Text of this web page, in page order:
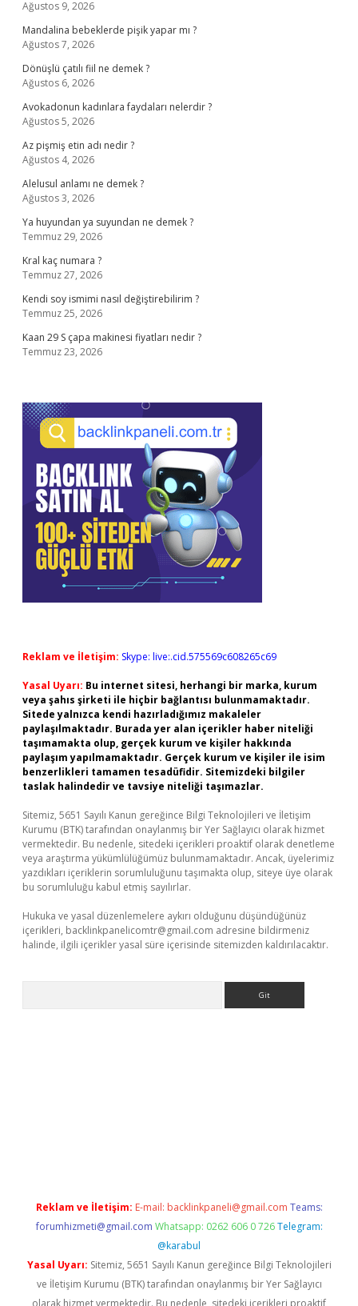
Ağustos 9, 2026
Mandalina bebeklerde pişik yapar mı ?
Ağustos 7, 2026
Dönüşlü çatılı fiil ne demek ?
Ağustos 6, 2026
Avokadonun kadınlara faydaları nelerdir ?
Ağustos 5, 2026
Az pişmiş etin adı nedir ?
Ağustos 4, 2026
Alelusul anlamı ne demek ?
Ağustos 3, 2026
Ya huyundan ya suyundan ne demek ?
Temmuz 29, 2026
Kral kaç numara ?
Temmuz 27, 2026
Kendi soy ismimi nasıl değiştirebilirim ?
Temmuz 25, 2026
Kaan 29 S çapa makinesi fiyatları nedir ?
Temmuz 23, 2026
Reklam ve İletişim: Skype: live:.cid.575569c608265c69
Yasal Uyarı: Bu internet sitesi, herhangi bir marka, kurum
veya şahıs şirketi ile hiçbir bağlantısı bulunmamaktadır.
Sitede yalnızca kendi hazırladığımız makaleler
paylaşılmaktadır. Burada yer alan içerikler haber niteliği
taşımamakta olup, gerçek kurum ve kişiler hakkında
paylaşım yapılmamaktadır. Gerçek kurum ve kişiler ile isim
benzerlikleri tamamen tesadüfidir. Sitemizdeki bilgiler
taslak halindedir ve tavsiye niteliği taşımazlar.
Sitemiz, 5651 Sayılı Kanun gereğince Bilgi Teknolojileri ve İletişim
Kurumu (BTK) tarafından onaylanmış bir Yer Sağlayıcı olarak hizmet
vermektedir. Bu nedenle, sitedeki içerikleri proaktif olarak denetleme
veya araştırma yükümlülüğümüz bulunmamaktadır. Ancak, üyelerimiz
yazdıkları içeriklerin sorumluluğunu taşımakta olup, siteye üye olarak
bu sorumluluğu kabul etmiş sayılırlar.
Hukuka ve yasal düzenlemelere aykırı olduğunu düşündüğünüz
içerikleri, backlinkpanelicomtr@gmail.com adresine bildirmeniz
halinde, ilgili içerikler yasal süre içerisinde sitemizden kaldırılacaktır.
Reklam ve İletişim: E-mail: backlinkpaneli@gmail.com Teams:
forumhizmeti@gmail.com Whatsapp: 0262 606 0 726 Telegram:
@karabul
Yasal Uyarı: Sitemiz, 5651 Sayılı Kanun gereğince Bilgi Teknolojileri
ve İletişim Kurumu (BTK) tarafından onaylanmış bir Yer Sağlayıcı
olarak hizmet vermektedir. Bu nedenle, sitedeki içerikleri proaktif